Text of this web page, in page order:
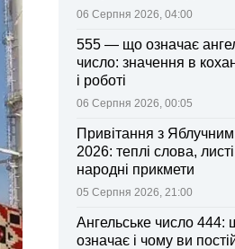
06 Серпня 2026, 04:00
555 — що означає
число: значення в
і роботі
06 Серпня 2026, 00:05
Привітання з
2026: теплі слова,
народні прикмети
05 Серпня 2026, 21:00
Ангельське число 444:
означає і чому ви